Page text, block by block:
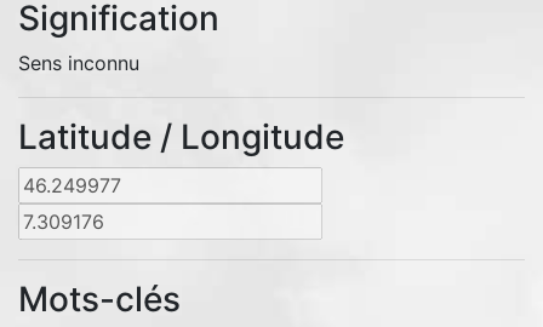
Signification
Sens inconnu
Latitude / Longitude
Mots-clés